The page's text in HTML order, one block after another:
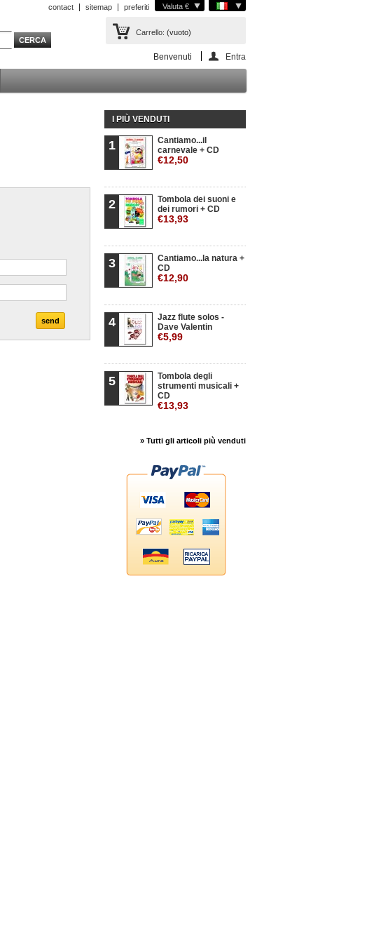
Valuta €
contact sitemap preferiti
Carrello: (vuoto)
Benvenuti Entra
I PIÙ VENDUTI
1
Cantiamo...il
carnevale + CD
€12,50
2
Tombola dei suoni e
dei rumori + CD
€13,93
3
Cantiamo...la natura +
CD
€12,90
4
Jazz flute solos -
Dave Valentin
€5,99
5
Tombola degli
strumenti musicali +
CD
€13,93
» Tutti gli articoli più venduti